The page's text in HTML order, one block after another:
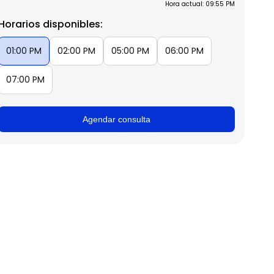
Hora actual: 09:55 PM
disponibles:
01:00 PM 02:00 PM 05:00 PM 06:00 PM
07:00 PM
Agendar consulta